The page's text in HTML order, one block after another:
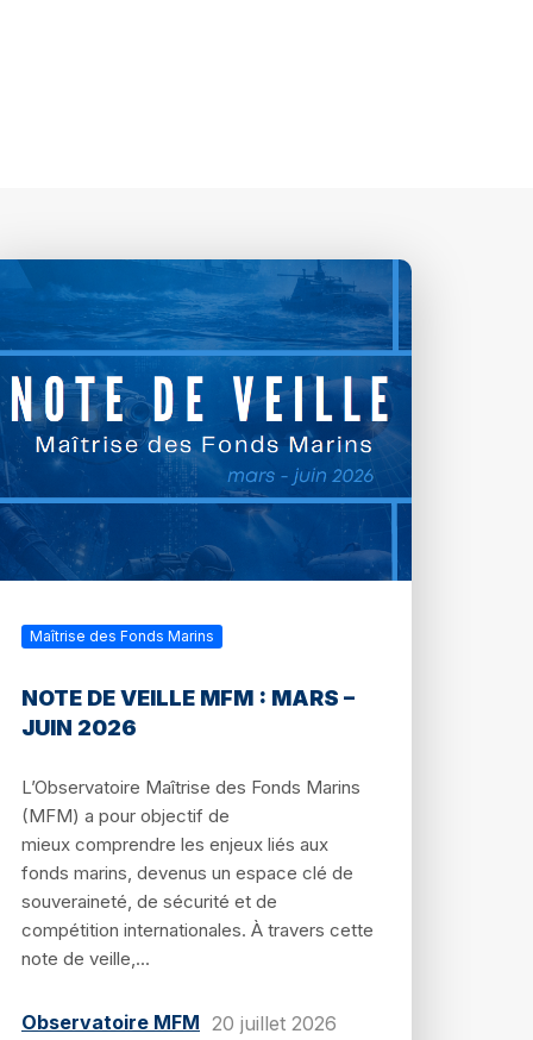
Maîtrise des Fonds Marins
NOTE DE VEILLE MFM : MARS –
JUIN 2026
L’Observatoire Maîtrise des Fonds Marins
(MFM) a pour objectif de
mieux comprendre les enjeux liés aux
fonds marins, devenus un espace clé de
souveraineté, de sécurité et de
compétition internationales. À travers cette
note de veille,...
Observatoire MFM 20 juillet 2026